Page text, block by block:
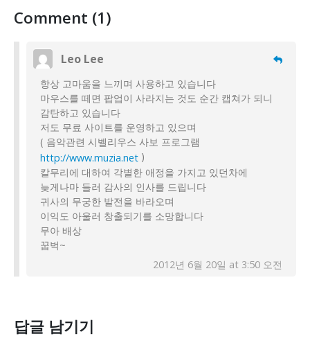
Comment (1)
Leo Lee
항상 고마움을 느끼며 사용하고 있습니다
마우스를 떼면 팝업이 사라지는 것도 순간 캡쳐가 되니
감탄하고 있습니다
저도 무료 사이트를 운영하고 있으며
( 음악관련 시벨리우스 사보 프로그램
http://www.muzia.net )
칼무리에 대하여 각별한 애정을 가지고 있던차에
늦게나마 들러 감사의 인사를 드립니다
귀사의 무궁한 발전을 바라오며
이익도 아울러 창출되기를 소망합니다
무아 배상
꿉벅~
2012년 6월 20일 at 3:50 오전
답글 남기기